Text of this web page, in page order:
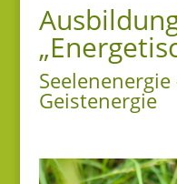
Geistenergie